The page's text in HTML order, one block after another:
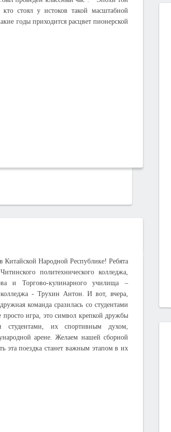
стоял у истоков такой масштабной
годы приходится расцвет пионерской
Китайской Народной Республике! Ребята
политехнического колледжа,
и Торгово-кулинарного училища –
колледжа - Трухин Антон. И вот, вчера,
команда сразилась со студентами
игра, это символ крепкой дружбы
их спортивным духом,
арене. Желаем нашей сборной
эта поездка станет важным этапом в их